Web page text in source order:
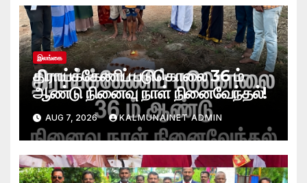
இலங்கை
திராய்க்கேணிப் படுகொலை 36 ம்
ஆண்டு நினைவு நாள் நினைவேந்தல்!
AUG 7, 2026 KALMUNAINET ADMIN